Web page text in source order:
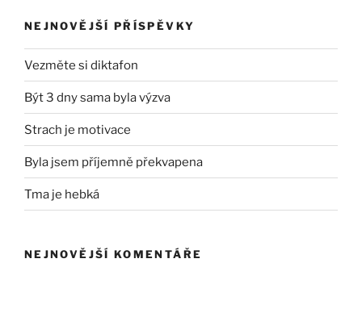
NEJNOVĚJŠÍ PŘÍSPĚVKY
Vezměte si diktafon
Být 3 dny sama byla výzva
Strach je motivace
Byla jsem příjemně překvapena
Tma je hebká
NEJNOVĚJŠÍ KOMENTÁŘE